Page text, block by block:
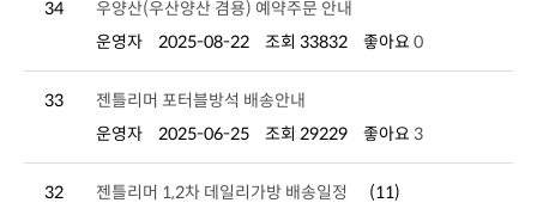
34
우양산(우산양산 겸용) 예약주문 안내
운영자
2025-08-22 조회 33832 좋아요 0
33
젠틀리머 포터블방석 배송안내
운영자
2025-06-25 조회 29229 좋아요 3
32 젠틀리머 1,2차 데일리가방 배송일정
(11)